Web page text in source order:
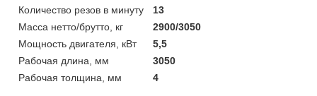
Количество резов в минуту
13
Масса нетто/брутто, кг
2900/3050
Мощность двигателя, кВт
5,5
Рабочая длина, мм
3050
Рабочая толщина, мм
4